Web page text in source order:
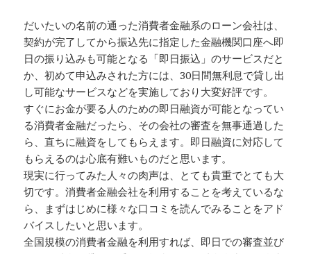
だいたいの名前の通った消費者金融系のローン会社は、
契約が完了してから振込先に指定した金融機関口座へ即
日の振り込みも可能となる「即日振込」のサービスだと
か、初めて申込みされた方には、30日間無利息で貸し出
し可能なサービスなどを実施しており大変好評です。
すぐにお金が要る人のための即日融資が可能となってい
る消費者金融だったら、その会社の審査を無事通過した
ら、直ちに融資をしてもらえます。即日融資に対応して
もらえるのは心底有難いものだと思います。
現実に行ってみた人々の肉声は、とても貴重でとても大
切です。消費者金融会社を利用することを考えているな
ら、まずはじめに様々な口コミを読んでみることをアド
バイスしたいと思います。
全国規模の消費者金融を利用すれば、即日での審査並び